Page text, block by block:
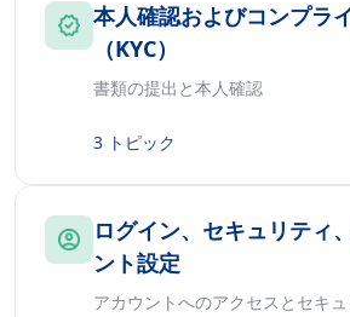
本人確認およびコンプラ
（KYC）
書類の提出と本人確認
3 トピック
ログイン、セキュリティ
ント設定
アカウントへのアクセスとセキ